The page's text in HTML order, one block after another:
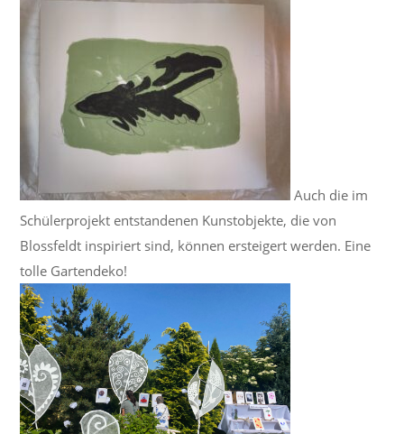
Auch die im
Schülerprojekt entstandenen Kunstobjekte, die von
Blossfeldt inspiriert sind, können ersteigert werden. Eine
tolle Gartendeko!